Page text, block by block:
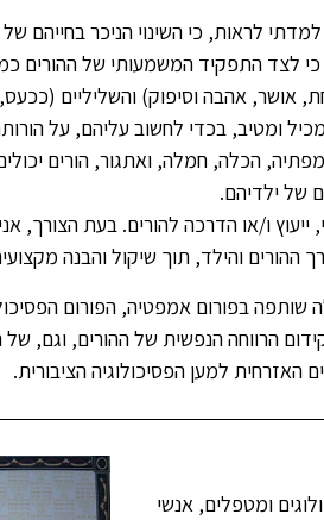
לראות, כי השינוי הניכר בחייהם
לצד התפקיד המשמעותי של ההורים
אושר, אהבה וסיפוק) והשליליים
ומטיב, בכדי לחשוב עליהם, על
הכלה, חמלה, ואתגור, הורים
של ילדיהם.
ייעוץ ו/או הדרכה להורים. בעת הצורך,
ההורים והילד, תוך שיקול והבנה
בפורום אמפטיה, הפורום
הרווחה הנפשית של ההורים, וגם,
האזרחית למען הפסיכולוגיה הציבורית.
ומטפלים, אנשי